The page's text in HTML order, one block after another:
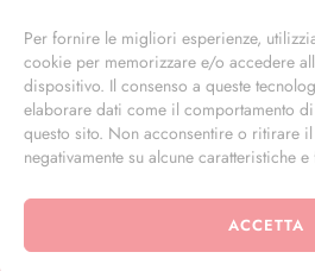
Per fornire le migliori esperienze,
cookie per memorizzare e/o accedere
dispositivo. Il consenso a queste
elaborare dati come il comportamento
questo sito. Non acconsentire o ritirare
negativamente su alcune caratteristiche
ACCETTA
info@masterphil.it